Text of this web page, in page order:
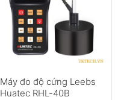
Máy đo độ cứng Leebs
Huatec RHL-40B